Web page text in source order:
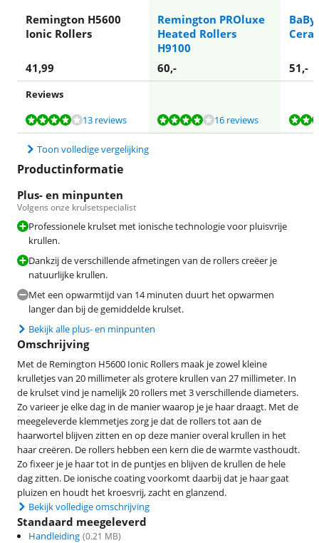
Remington H5600
Ionic Rollers
Remington PROluxe
Heated Rollers
H9100
41,99 60,- 51,-
Reviews
Beoordeling is 8,4 van de 10, gebaseerd op 13 reviews.
13 reviews
Beoordeling is 8,3 van de 10, gebaseerd op 16 reviews.16 reviews
Beoordeling is 8,9 van de 10, gebaseerd op 20 reviews.
Toon volledige vergelijking
Productinformatie
Plus- en minpunten
Volgens onze krulsetspecialist
Professionele krulset met ionische technologie voor pluisvrije
krullen.
Dankzij de verschillende afmetingen van de rollers creëer je
natuurlijke krullen.
Met een opwarmtijd van 14 minuten duurt het opwarmen
langer dan bij de gemiddelde krulset.
Bekijk alle plus- en minpunten
Omschrijving
Met de Remington H5600 Ionic Rollers maak je zowel kleine
krulletjes van 20 millimeter als grotere krullen van 27 millimeter. In
de krulset vind je namelijk 20 rollers met 3 verschillende diameters.
Zo varieer je elke dag in de manier waarop je je haar draagt. Met de
meegeleverde klemmetjes zorg je dat de rollers tot aan de
haarwortel blijven zitten en op deze manier overal krullen in het
haar creëren. De rollers hebben een kern die de warmte vasthoudt.
Zo fixeer je je haar tot in de puntjes en blijven de krullen de hele
dag zitten. De ionische coating voorkomt daarbij dat je haar gaat
pluizen en houdt het kroesvrij, zacht en glanzend.
Bekijk volledige omschrijving
Standaard meegeleverd
Handleiding (0.21 MB)